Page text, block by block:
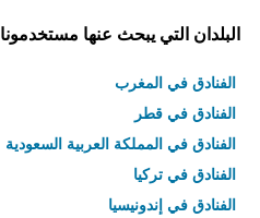
البلدان التي يبحث عنها مستخدمونا
الفنادق في المغرب
الفنادق في قطر
الفنادق في المملكة العربية السعودية
الفنادق في تركيا
الفنادق في إندونيسيا